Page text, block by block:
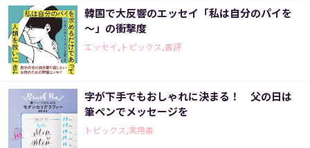
韓国で大反響のエッセイ「私は自分のパイを
～」の衝撃度
エッセイ,トピックス,書評
字が下手でもおしゃれに決まる！ 父の日は
筆ペンでメッセージを
トピックス,実用書